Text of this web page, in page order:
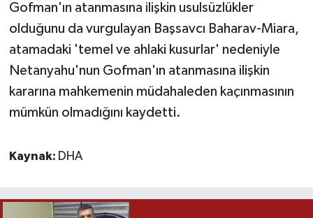
Gofman'ın atanmasına ilişkin usulsüzlükler
olduğunu da vurgulayan Başsavcı Baharav-Miara,
atamadaki 'temel ve ahlaki kusurlar' nedeniyle
Netanyahu'nun Gofman'ın atanmasına ilişkin
kararına mahkemenin müdahaleden kaçınmasının
mümkün olmadığını kaydetti.
Kaynak: DHA